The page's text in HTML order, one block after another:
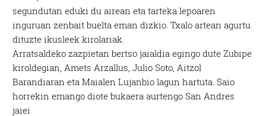
segundutan eduki du airean eta tarteka lepoaren
inguruan zenbait buelta eman dizkio. Txalo artean agurtu
dituzte ikusleek kirolariak.
Arratsaldeko zazpietan bertso jaialdia egingo dute Zubipe
kiroldegian, Amets Arzallus, Julio Soto, Aitzol
Barandiaran eta Maialen Lujanbio lagun hartuta. Saio
horrekin emango diote bukaera aurtengo San Andres
jaiei